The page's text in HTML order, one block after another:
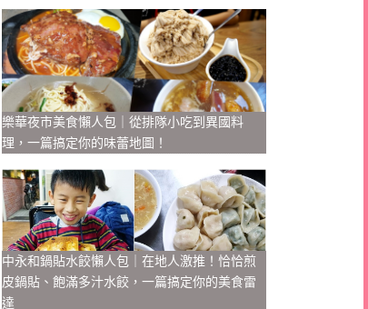
樂華夜市美食懶人包｜從排隊小吃到異國料
理，一篇搞定你的味蕾地圖！
中永和鍋貼水餃懶人包｜在地人激推！恰恰煎
皮鍋貼、飽滿多汁水餃，一篇搞定你的美食雷
達